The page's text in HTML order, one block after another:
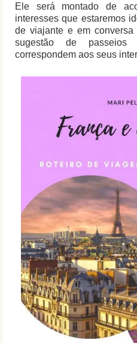
Ele será montado de
interesses que estaremos
de viajante e em
sugestão de
correspondem aos seus